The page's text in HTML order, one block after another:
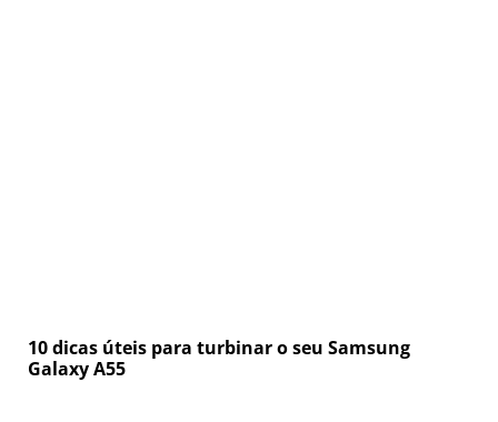
10 dicas úteis para turbinar o seu Samsung
Galaxy A55